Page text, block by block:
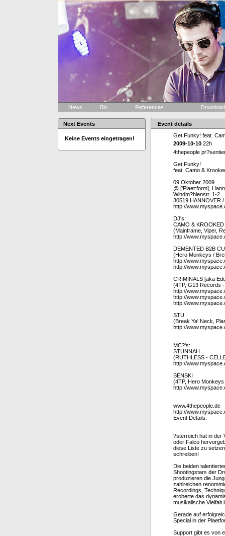
News Bio References
Next Events
Keine Events eingetragen!
Event details
Get Funky! feat.
2009-10-10 22h
4thepeople
Get Funky!
feat. Camo &
09 Oktober 2009
@ ['Plaet:form],
Windm?hlenstr. 1-2
30519 HANNOVER
http://
DJ's:
CAMO & KROOKED
(Mainframe, Viper,
http://
DEMENTED B2B
(Hero Monkeys /
http://
http://
CRIMINALS [aka
(4TP, G13 Records
http://
http://
http://
STU
(Break Ya' Neck,
http://
MC?'s:
STUNNAH
(RUTHLESS -
http://
BENSKI
(4TP, Hero
http://
www.4thepeople.de
http://
Event Details:
?sterreich hat in der
oder Falco
diese Liste zu
schreiben!
Die beiden
Shootingstars der
produzieren die
zahlreichen
Recordings,
eroberte das
musikalische Vielfalt
Gerade auf
Special in der
Support gibt es von